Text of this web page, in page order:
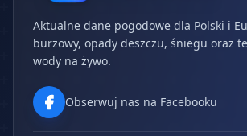
Aktualne dane pogodowe dla Polski i
burzowy, opady deszczu, śniegu oraz
wody na żywo.
Obserwuj nas na Facebooku